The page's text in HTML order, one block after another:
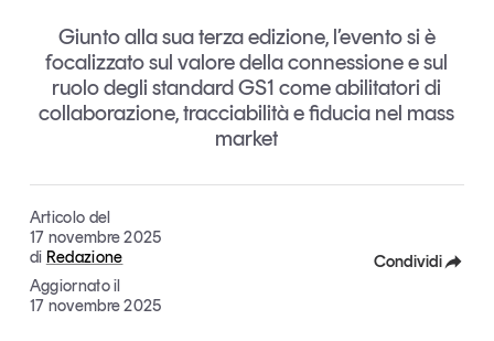
Opinioni
Dossier
Il Numero
Podcast
Eventi e formazione
Giunto alla sua terza edizione, l’evento si è
focalizzato sul valore della connessione e sul
ruolo degli standard GS1 come abilitatori di
collaborazione, tracciabilità e fiducia nel mass
market
Articolo del
17 novembre 2025
di Redazione
Aggiornato il
17 novembre 2025
Condividi